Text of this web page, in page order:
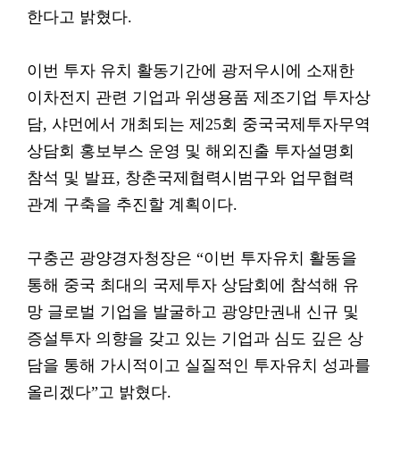
한다고 밝혔다.
이번 투자 유치 활동기간에 광저우시에 소재한
이차전지 관련 기업과 위생용품 제조기업 투자상
담, 샤먼에서 개최되는 제25회 중국국제투자무역
상담회 홍보부스 운영 및 해외진출 투자설명회
참석 및 발표, 창춘국제협력시범구와 업무협력
관계 구축을 추진할 계획이다.
구충곤 광양경자청장은 “이번 투자유치 활동을
통해 중국 최대의 국제투자 상담회에 참석해 유
망 글로벌 기업을 발굴하고 광양만권내 신규 및
증설투자 의향을 갖고 있는 기업과 심도 깊은 상
담을 통해 가시적이고 실질적인 투자유치 성과를
올리겠다”고 밝혔다.